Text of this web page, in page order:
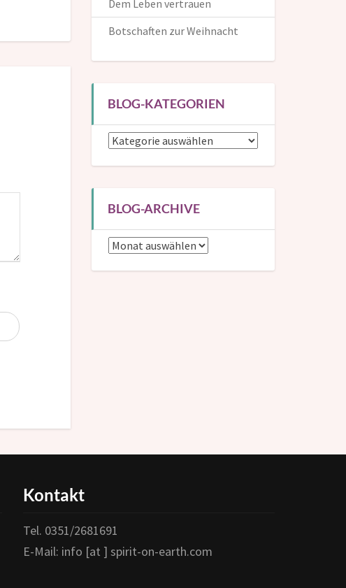
Dem Leben vertrauen
Botschaften zur Weihnacht
BLOG-KATEGORIEN
Blog-
BLOG-ARCHIVE
Blog-
Kontakt
Tel. 0351/2681691
E-Mail: info [at ] spirit-on-earth.com